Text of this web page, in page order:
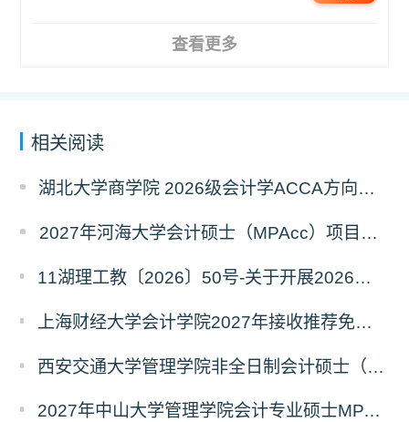
查看更多
相关阅读
湖北大学商学院 2026级会计学ACCA方向班招生简章
2027年河海大学会计硕士（MPAcc）项目简介
11湖理工教〔2026〕50号-关于开展2026年辅修专业与微专业招生工作的通知
上海财经大学会计学院2027年接收推荐免试研究生（含直博生）预报名的通知
西安交通大学管理学院非全日制会计硕士（MPAcc）2027年报考指南
2027年中山大学管理学院会计专业硕士MPAcc(资本市场方向）招生开启！